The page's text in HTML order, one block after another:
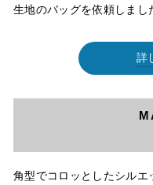
生地のバッグを依頼しまし
詳
角型でコロッとしたシル